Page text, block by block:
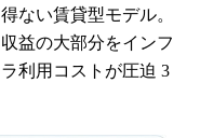
得ない賃貸型モデル。
収益の大部分をインフ
ラ利用コストが圧迫 3